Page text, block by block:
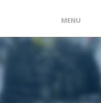
MENU
ENG / 中文